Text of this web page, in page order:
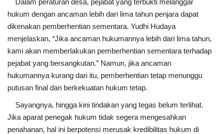
hukum dengan ancaman lebih dari lima tahun penjara dapat
dikenakan pemberhentian sementara. Yudhi Hudaya
menjelaskan, “Jika ancaman hukumannya lebih dari lima tahun,
kami akan memberlakukan pemberhentian sementara terhadap
pejabat yang bersangkutan.” Namun, jika ancaman
hukumannya kurang dari itu, pemberhentian tetap menunggu
putusan final dan berkekuatan hukum tetap.
Sayangnya, hingga kini tindakan yang tegas belum terlihat.
Jika aparat penegak hukum tidak segera mengesahkan
penahanan, hal ini berpotensi merusak kredibilitas hukum di